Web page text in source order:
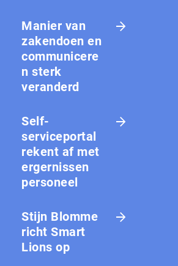
Manier van
zakendoen en
communicere
n sterk
veranderd
Self-
serviceportal
rekent af met
ergernissen
personeel
Stijn Blomme
richt Smart
Lions op